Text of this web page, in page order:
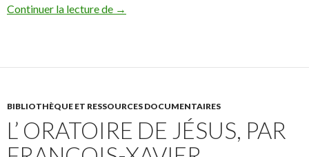
Continuer la lecture de Bibliographie musicale.
→
BIBLIOTHÈQUE ET RESSOURCES DOCUMENTAIRES
L’ ORATOIRE DE JÉSUS, PAR